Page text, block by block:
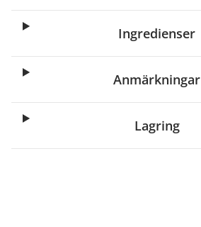
Ingredienser
Anmärkningar
Lagring